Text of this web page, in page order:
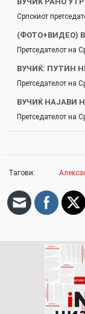
Српскиот
(ФОТО+ВИДЕО)
Претседателот на
ВУЧИЌ: ПУТИН
Претседателот на
ВУЧИЌ НАЈАВИ
Претседателот на
Тагови: